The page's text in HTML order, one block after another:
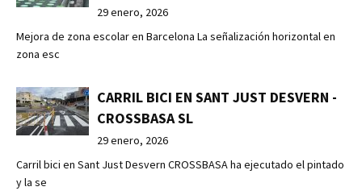
29 enero, 2026
Mejora de zona escolar en Barcelona La señalización horizontal en
zona esc
CARRIL BICI EN SANT JUST DESVERN -
CROSSBASA SL
29 enero, 2026
Carril bici en Sant Just Desvern CROSSBASA ha ejecutado el pintado
y la se